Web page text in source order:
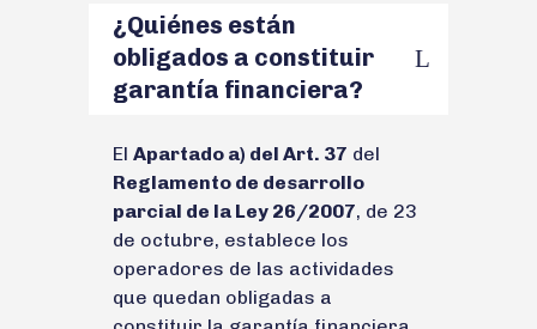
¿Quiénes están
obligados a constituir
garantía financiera?
El Apartado a) del Art. 37 del
Reglamento de desarrollo
parcial de la Ley 26/2007, de 23
de octubre, establece los
operadores de las actividades
que quedan obligadas a